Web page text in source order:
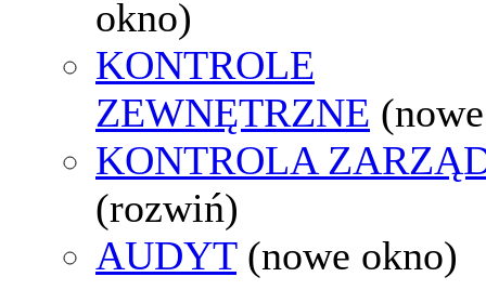
okno)
KONTROLE
ZEWNĘTRZNE
KONTROLA
(rozwiń)
AUDYT (nowe okno)